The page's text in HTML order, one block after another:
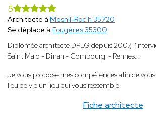
Fiche architecte
5
Architecte à Mesnil-Roc'h 35720
Se déplace à Fougères 35300
Diplomée architecte DPLG depuis 2007,
Saint Malo - Dinan - Combourg - Rennes…
Je vous propose mes compétences afin de
lieu de vie un lieu qui vous ressemble